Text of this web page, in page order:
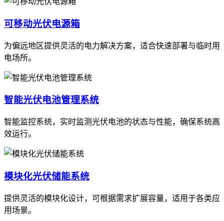
可移动光伏电源箱
为偏远地区提供灵活的电力解决方案，适合快速部署与临时用
电场所。
智能光伏电池管理系统
智能监控系统，实时监测光伏电池的状态与性能，确保系统高
效运行。
模块化光伏储能系统
提供灵活的模块化设计，可根据需求扩展容量，适用于各类应
用场景。